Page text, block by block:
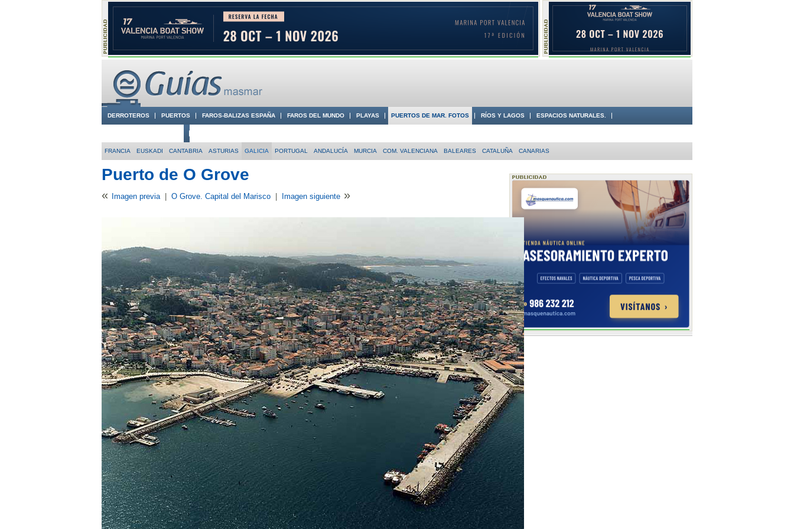
DERROTEROS PUERTOS FAROS-BALIZAS ESPAÑA FAROS DEL MUNDO PLAYAS PUERTOS DE MAR. FOTOS RÍOS Y LAGOS ESPACIOS NATURALES.
FRANCIA EUSKADI CANTABRIA ASTURIAS GALICIA PORTUGAL ANDALUCÍA MURCIA COM. VALENCIANA BALEARES CATALUÑA CANARIAS
Puerto de O Grove
« Imagen previa | O Grove. Capital del Marisco | Imagen siguiente »